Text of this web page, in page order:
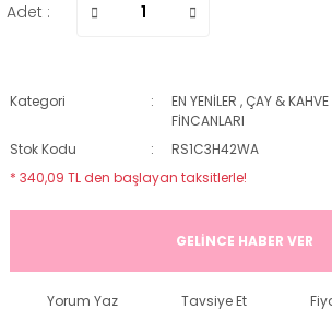
Adet :
Kategori EN YENİLER , ÇAY &
FİNCANLARI
Stok Kodu
RS1C3H42WA
* 340,09 TL den başlayan taksitlerle!
GELİNCE HABER VER
Yorum Yaz Tavsiye Et